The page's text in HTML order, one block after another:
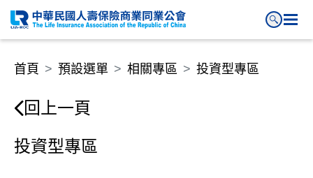
投資型專區
首頁 預設選單 相關專區 投資型專區
回上一頁
投資型專區